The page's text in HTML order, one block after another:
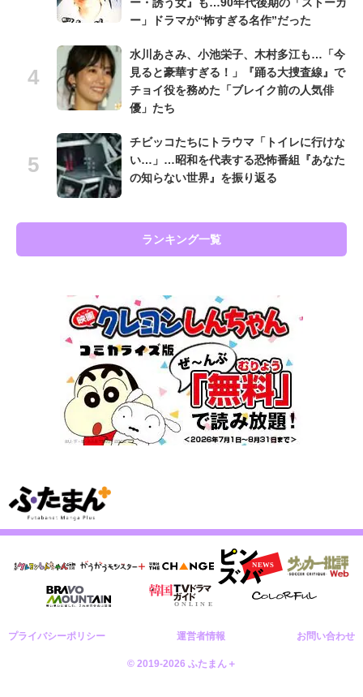
ー・誘う女』も…90年代後期の「ストーカ
ー」ドラマが“怖すぎる名作”だった
水川あさみ、小池栄子、木村多江も…「今
見ると豪華すぎる！」『踊る大捜査線』で
チョイ役を務めた「ブレイク前の人気俳
優」たち
チビッコたちにトラウマ「トイレに行けな
い…」…昭和を代表する恐怖番組『あなた
の知らない世界』を振り返る
ランキング一覧
プライバシーポリシー 運営者情報 お問い合わせ
© 2019-2026 ふたまん＋